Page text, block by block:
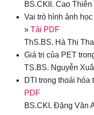
BS.CKII. Cao
Vai trò hình ảnh
» Tải PDF
ThS.BS. Hà Thị
Giá trị của PET
TS.BS. Nguyễn
DTI trong thoái hóa
PDF
BS.CKI. Đặng Văn